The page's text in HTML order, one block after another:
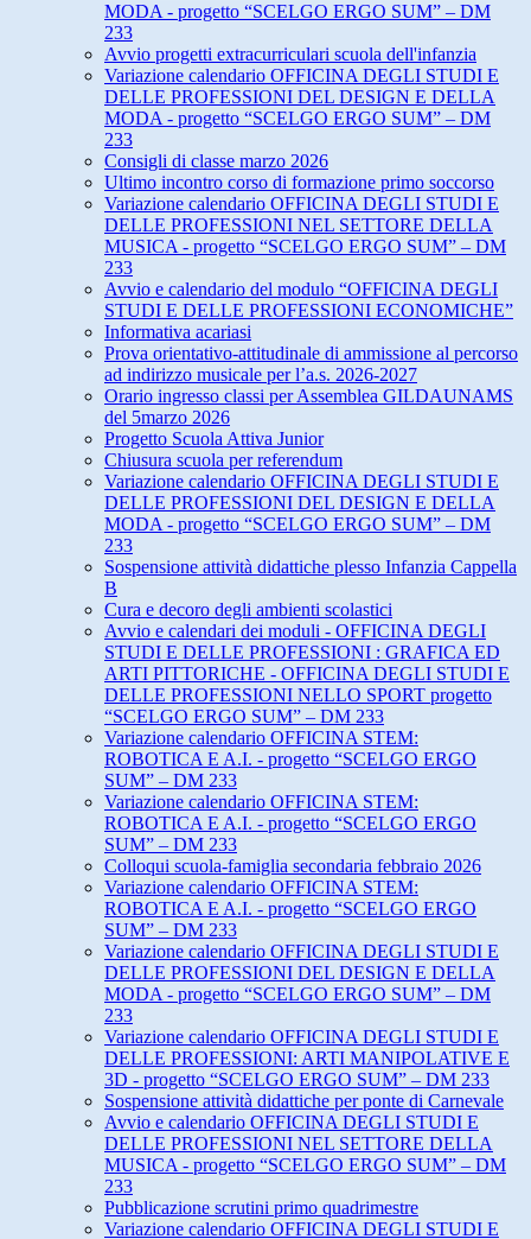
MODA - progetto “SCELGO ERGO SUM” – DM
233
Avvio progetti extracurriculari scuola dell'infanzia
Variazione calendario OFFICINA DEGLI STUDI E
DELLE PROFESSIONI DEL DESIGN E DELLA
MODA - progetto “SCELGO ERGO SUM” – DM
233
Consigli di classe marzo 2026
Ultimo incontro corso di formazione primo soccorso
Variazione calendario OFFICINA DEGLI STUDI E
DELLE PROFESSIONI NEL SETTORE DELLA
MUSICA - progetto “SCELGO ERGO SUM” – DM
233
Avvio e calendario del modulo “OFFICINA DEGLI
STUDI E DELLE PROFESSIONI ECONOMICHE”
Informativa acariasi
Prova orientativo-attitudinale di ammissione al percorso
ad indirizzo musicale per l’a.s. 2026-2027
Orario ingresso classi per Assemblea GILDAUNAMS
del 5marzo 2026
Progetto Scuola Attiva Junior
Chiusura scuola per referendum
Variazione calendario OFFICINA DEGLI STUDI E
DELLE PROFESSIONI DEL DESIGN E DELLA
MODA - progetto “SCELGO ERGO SUM” – DM
233
Sospensione attività didattiche plesso Infanzia Cappella
B
Cura e decoro degli ambienti scolastici
Avvio e calendari dei moduli - OFFICINA DEGLI
STUDI E DELLE PROFESSIONI : GRAFICA ED
ARTI PITTORICHE - OFFICINA DEGLI STUDI E
DELLE PROFESSIONI NELLO SPORT progetto
“SCELGO ERGO SUM” – DM 233
Variazione calendario OFFICINA STEM:
ROBOTICA E A.I. - progetto “SCELGO ERGO
SUM” – DM 233
Variazione calendario OFFICINA STEM:
ROBOTICA E A.I. - progetto “SCELGO ERGO
SUM” – DM 233
Colloqui scuola-famiglia secondaria febbraio 2026
Variazione calendario OFFICINA STEM:
ROBOTICA E A.I. - progetto “SCELGO ERGO
SUM” – DM 233
Variazione calendario OFFICINA DEGLI STUDI E
DELLE PROFESSIONI DEL DESIGN E DELLA
MODA - progetto “SCELGO ERGO SUM” – DM
233
Variazione calendario OFFICINA DEGLI STUDI E
DELLE PROFESSIONI: ARTI MANIPOLATIVE E
3D - progetto “SCELGO ERGO SUM” – DM 233
Sospensione attività didattiche per ponte di Carnevale
Avvio e calendario OFFICINA DEGLI STUDI E
DELLE PROFESSIONI NEL SETTORE DELLA
MUSICA - progetto “SCELGO ERGO SUM” – DM
233
Pubblicazione scrutini primo quadrimestre
Variazione calendario OFFICINA DEGLI STUDI E